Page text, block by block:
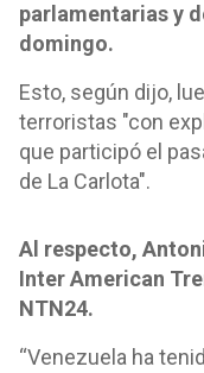
parlamentarias y
domingo.
Esto, según dijo,
terroristas "con
que participó el
de La Carlota".
Al respecto,
Inter American
NTN24.
“Venezuela ha